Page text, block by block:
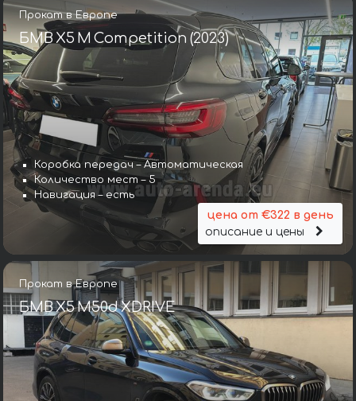
Прокат в Европе
БМВ X5 M Competition (2023)
Коробка передач – Автоматическая
Количество мест – 5
Навигация – есть
цена от €322 в день
описание и цены
Прокат в Европе
БМВ X5 M50d XDRIVE